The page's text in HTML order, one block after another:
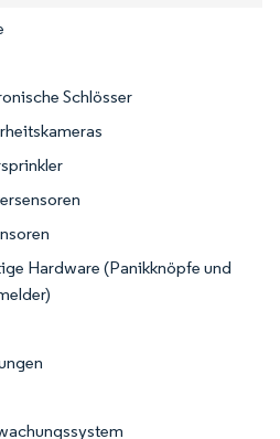
Schlösser
Hardware (Panikknöpfe und